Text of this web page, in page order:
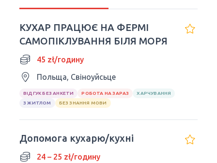
КУХАР ПРАЦЮЄ НА ФЕРМІ
САМОПІКЛУВАННЯ БІЛЯ МОРЯ
45 zł/годину
Польща, Свіноуйсьце
ВІДГУК БЕЗ АНКЕТИ РОБОТА НА ЗАРАЗ
ХАРЧУВАННЯ
З ЖИТЛОМ
БЕЗ ЗНАННЯ МОВИ
Допомога кухарю/кухні
24 – 25 zł/годину